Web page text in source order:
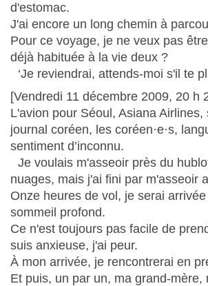
d'estomac.
J'ai encore un long chemin à
Pour ce voyage, je ne veux pas
déjà habituée à la vie deux ?
‘Je reviendrai, attends-moi s'il te
[Vendredi 11 décembre 2009, 20 h
L'avion pour Séoul, Asiana Airlines,
journal coréen, les coréen·e·s,
sentiment d’inconnu.
Je voulais m'asseoir près du
nuages, mais j'ai fini par m'asseoir
Onze heures de vol, je serai
sommeil profond.
Ce n'est toujours pas facile de
suis anxieuse, j'ai peur.
À mon arrivée, je rencontrerai en
Et puis, un par un, ma grand-mère,